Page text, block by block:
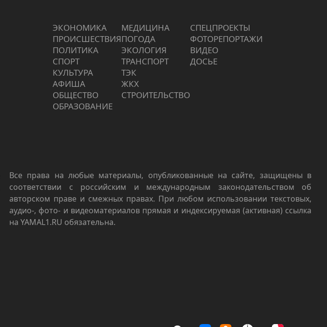
ЭКОНОМИКА
ПРОИCШЕСТВИЯ
ПОЛИТИКА
СПОРТ
КУЛЬТУРА
АФИША
ОБЩЕСТВО
ОБРАЗОВАНИЕ
МЕДИЦИНА
ПОГОДА
ЭКОЛОГИЯ
ТРАНСПОРТ
ТЭК
ЖКХ
СТРОИТЕЛЬСТВО
СПЕЦПРОЕКТЫ
ФОТОРЕПОРТАЖИ
ВИДЕО
ДОСЬЕ
Все права на любые материалы, опубликованные на сайте, защищены в
соответствии с российским и международным законодательством об
авторском праве и смежных правах. При любом использовании текстовых,
аудио-, фото- и видеоматериалов прямая и индексируемая (активная) ссылка
на YAMAL1.RU обязательна.